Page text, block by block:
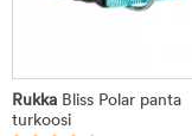
Rukka Bliss Polar panta
turkoosi